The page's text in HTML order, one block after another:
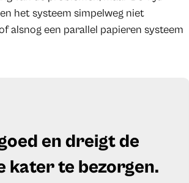
het systeem simpelweg niet
alsnog een parallel papieren systeem
en dreigt de
kater te bezorgen.